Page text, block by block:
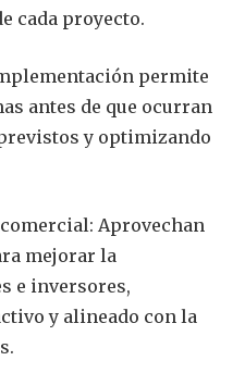
cada proyecto.
permite
antes de que ocurran
y optimizando
Aprovechan
mejorar la
e inversores,
y alineado con la